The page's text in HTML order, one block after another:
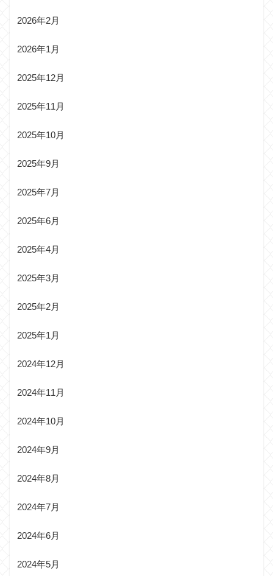
2026年2月
2026年1月
2025年12月
2025年11月
2025年10月
2025年9月
2025年7月
2025年6月
2025年4月
2025年3月
2025年2月
2025年1月
2024年12月
2024年11月
2024年10月
2024年9月
2024年8月
2024年7月
2024年6月
2024年5月